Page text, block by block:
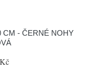
CM - ČERNÉ NOHY